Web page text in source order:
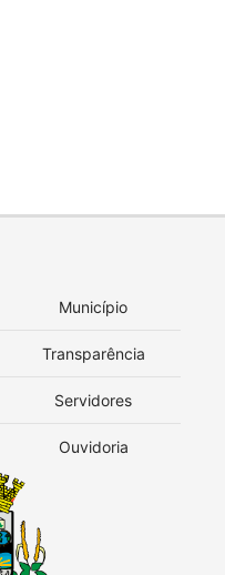
Município
Transparência
Servidores
Ouvidoria